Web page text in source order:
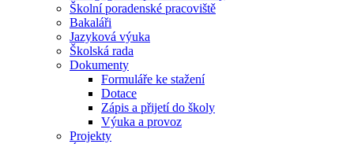
Školní poradenské pracoviště
Bakaláři
Jazyková výuka
Školská rada
Dokumenty
Formuláře ke stažení
Dotace
Zápis a přijetí do školy
Výuka a provoz
Projekty